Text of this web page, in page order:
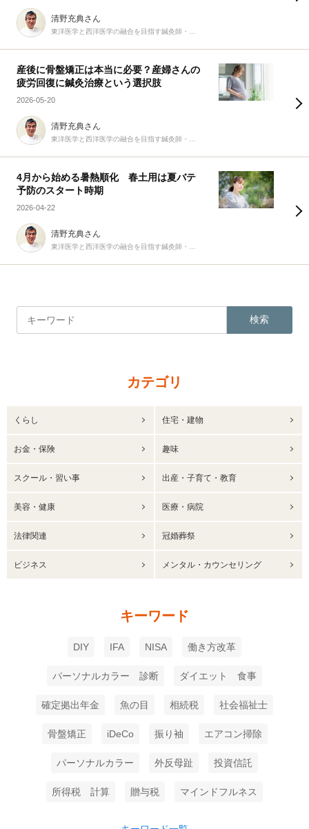
清野充典さん
東洋医学と西洋医学の融合を目指す鍼灸師・柔道整復師
産後に骨盤矯正は本当に必要？産婦さんの
疲労回復に鍼灸治療という選択肢
2026-05-20
清野充典さん
東洋医学と西洋医学の融合を目指す鍼灸師・柔道整復師
4月から始める暑熱順化 春土用は夏バテ
予防のスタート時期
2026-04-22
清野充典さん
東洋医学と西洋医学の融合を目指す鍼灸師・柔道整復師
検索
カテゴリ
くらし 住宅・建物
お金・保険 趣味
スクール・習い事 出産・子育て・教育
美容・健康 医療・病院
法律関連 冠婚葬祭
ビジネス メンタル・カウンセリング
キーワード
DIY IFA NISA 働き方改革
パーソナルカラー 診断 ダイエット 食事
確定拠出年金 魚の目 相続税 社会福祉士
骨盤矯正 iDeCo 振り袖 エアコン掃除
パーソナルカラー 外反母趾 投資信託
所得税 計算 贈与税 マインドフルネス